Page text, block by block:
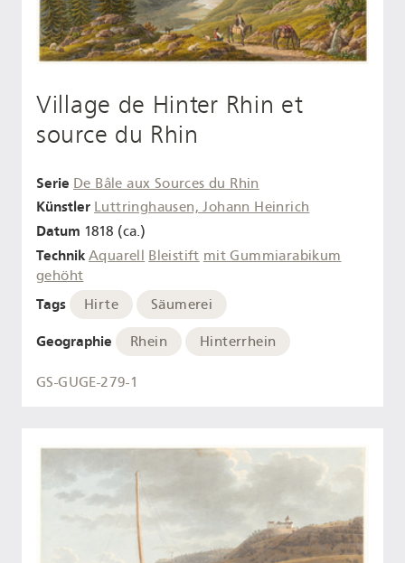
Village de Hinter Rhin et
source du Rhin
Serie De Bâle aux Sources du Rhin
Künstler Luttringhausen, Johann Heinrich
Datum 1818 (ca.)
Technik Aquarell Bleistift mit Gummiarabikum
gehöht
Tags Hirte Säumerei
Geographie Rhein Hinterrhein
GS-GUGE-279-1